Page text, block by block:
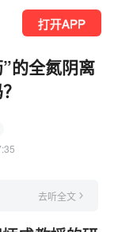
打开APP
的全氮阴离
去听全文